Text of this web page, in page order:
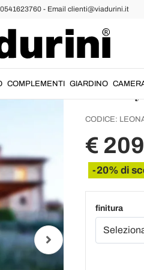
- Email clienti@viadurini.it
COMPLEMENTI GIARDINO
in
CODICE:
€
-20% di
finitura